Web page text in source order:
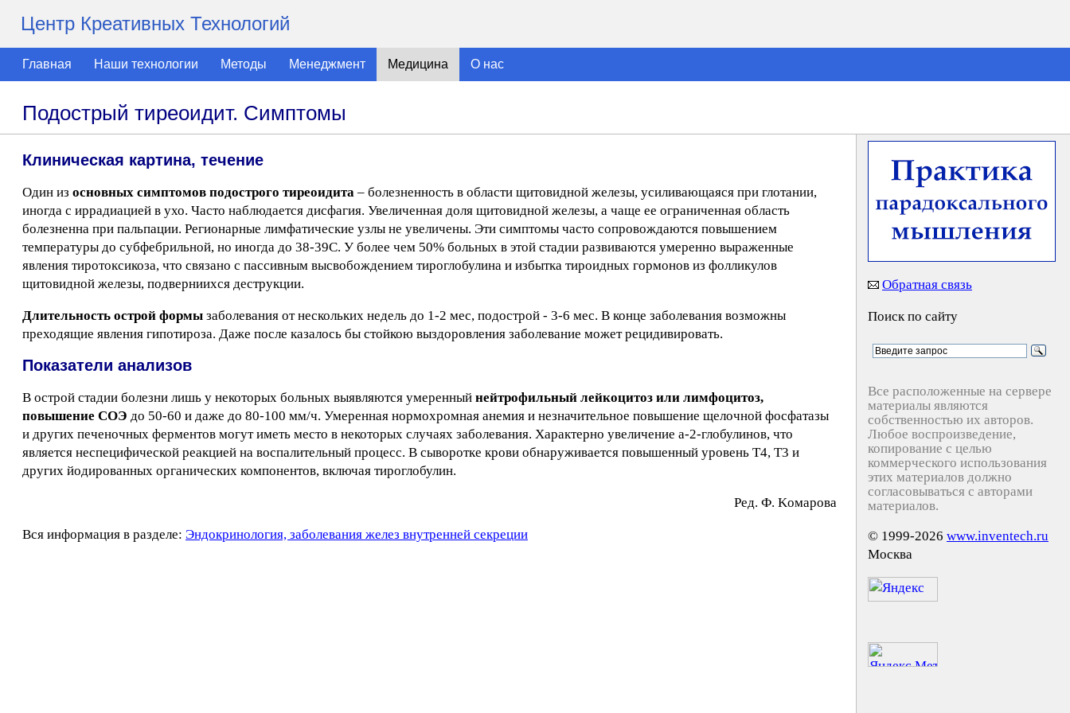
Центр Креативных Технологий
Главная Наши технологии Методы Менеджмент Медицина О нас
Подострый тиреоидит. Симптомы
Клиническая картина, течение
Один из основных симптомов подострого тиреоидита – болезненность в области щитовидной железы, усиливающаяся при глотании,
иногда с иррадиацией в ухо. Часто наблюдается дисфагия. Увеличенная доля щитовидной железы, а чаще ее ограниченная область
болезненна при пальпации. Регионарные лимфатические узлы не увеличены. Эти симптомы часто сопровождаются повышением
температуры до субфебрильной, но иногда до 38-39С. У более чем 50% больных в этой стадии развиваются умеренно выраженные
явления тиротоксикоза, что связано с пассивным высвобождением тироглобулина и избытка тироидных гормонов из фолликулов
щитовидной железы, подверниихся деструкции.
Длительность острой формы заболевания от нескольких недель до 1-2 мес, подострой - 3-6 мес. В конце заболевания возможны
преходящие явления гипотироза. Даже после казалось бы стойкою выздоровления заболевание может рецидивировать.
Показатели анализов
В острой стадии болезни лишь у некоторых больных выявляются умеренный нейтрофильный лейкоцитоз или лимфоцитоз,
повышение СОЭ до 50-60 и даже до 80-100 мм/ч. Умеренная нормохромная анемия и незначительное повышение щелочной фосфатазы
и других печеночных ферментов могут иметь место в некоторых случаях заболевания. Характерно увеличение а-2-глобулинов, что
является неспецифической реакцией на воспалительный процесс. В сыворотке крови обнаруживается повышенный уровень Т4, Т3 и
других йодированных органических компонентов, включая тироглобулин.
Peд. Ф. Koмapoвa
Вся информация в разделе: Эндокринология, заболевания желез внутренней секреции
Обратная связь
Поиск по сайту
Все расположенные на сервере
материалы являются
собственностью их авторов.
Любое воспроизведение,
копирование с целью
коммерческого использования
этих материалов должно
согласовываться с авторами
материалов.
© 1999-2026 www.inventech.ru
Москва